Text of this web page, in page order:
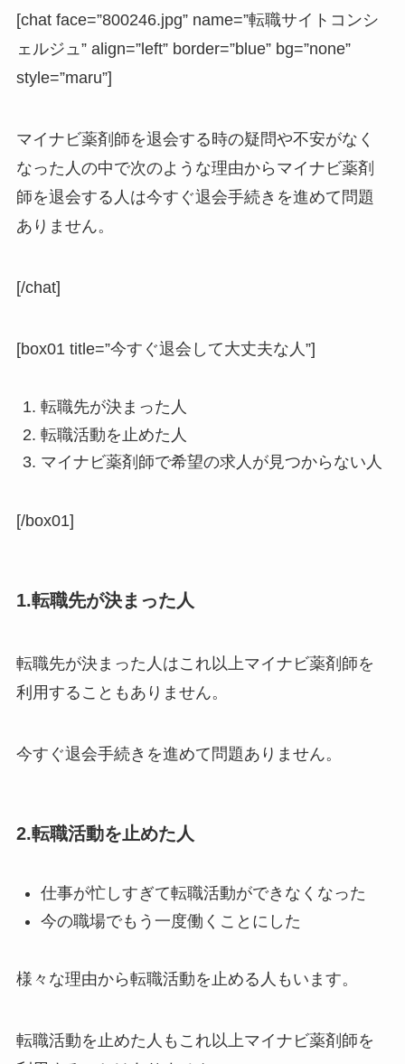
[chat face=”800246.jpg” name=”転職サイトコンシ
ェルジュ” align=”left” border=”blue” bg=”none”
style=”maru”]
マイナビ薬剤師を退会する時の疑問や不安がなく
なった人の中で次のような理由からマイナビ薬剤
師を退会する人は今すぐ退会手続きを進めて問題
ありません。
[/chat]
[box01 title=”今すぐ退会して大丈夫な人”]
転職先が決まった人
転職活動を止めた人
マイナビ薬剤師で希望の求人が見つからない人
[/box01]
1.転職先が決まった人
転職先が決まった人はこれ以上マイナビ薬剤師を
利用することもありません。
今すぐ退会手続きを進めて問題ありません。
2.転職活動を止めた人
仕事が忙しすぎて転職活動ができなくなった
今の職場でもう一度働くことにした
様々な理由から転職活動を止める人もいます。
転職活動を止めた人もこれ以上マイナビ薬剤師を